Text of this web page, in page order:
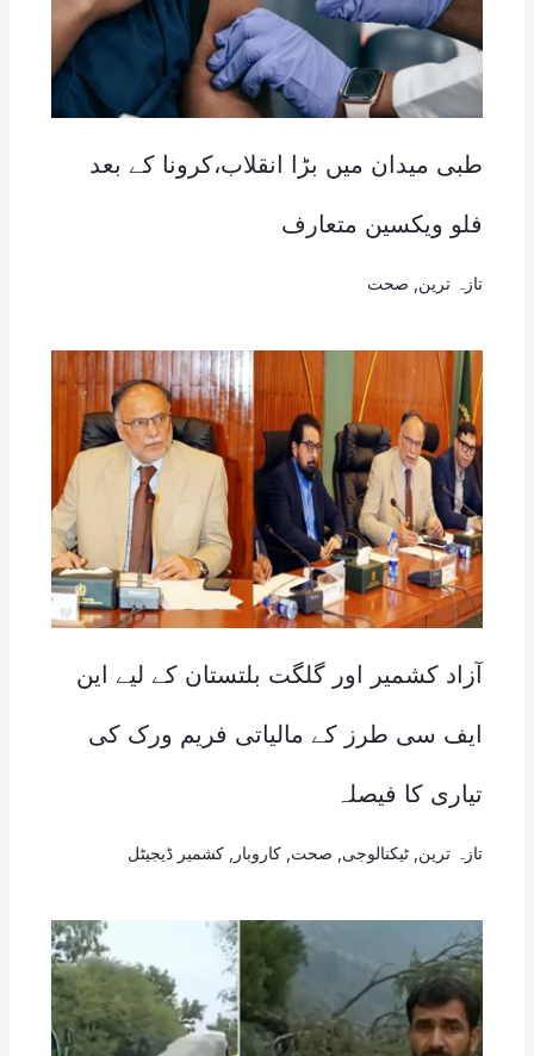
طبی میدان میں بڑا انقلاب،کرونا کے بعد
فلو ویکسین متعارف
تازہ ترین صحت
آزاد کشمیر اور گلگت بلتستان کے لیے این
ایف سی طرز کے مالیاتی فریم ورک کی
تیاری کا فیصلہ
تازہ ترین ٹیکنالوجی صحت کاروبار کشمیر ڈیجیٹل